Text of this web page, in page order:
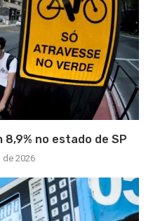
no estado de SP
de 2026